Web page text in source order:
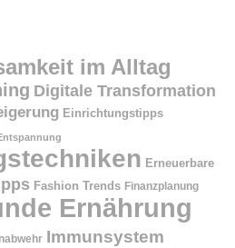
im Alltag
Digitale Transformation
Einrichtungstipps
Erneuerbare
Fashion Trends Finanzplanung
Ernährung
Immunsystem